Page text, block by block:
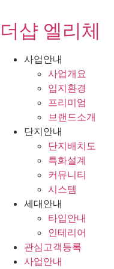
텐
츠
더샵 엘리체
사업안내
사업개요
입지환경
프리미엄
브랜드소개
단지안내
단지배치도
특화설계
커뮤니티
시스템
세대안내
타입안내
인테리어
관심고객등록
사업안내